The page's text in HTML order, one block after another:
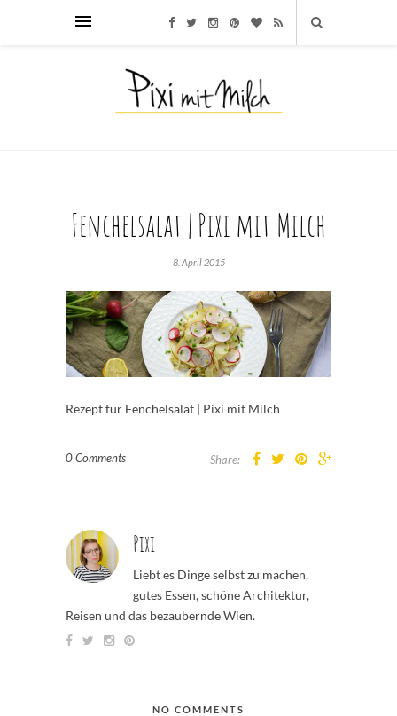
Fenchelsalat | Pixi mit Milch
8. April 2015
Rezept für Fenchelsalat | Pixi mit Milch
0 Comments Share:
Pixi
Liebt es Dinge selbst zu machen,
gutes Essen, schöne Architektur,
Reisen und das bezaubernde Wien.
NO COMMENTS